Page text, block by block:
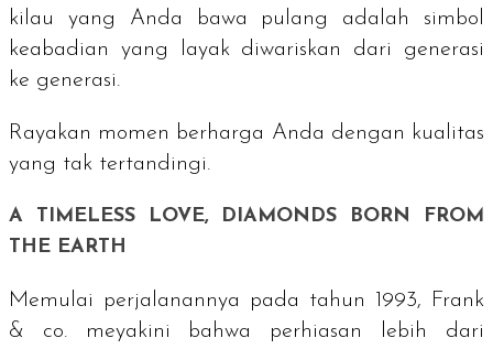
kilau yang Anda bawa pulang adalah simbol
keabadian yang layak diwariskan dari generasi
ke generasi.
Rayakan momen berharga Anda dengan kualitas
yang tak tertandingi.
A TIMELESS LOVE, DIAMONDS BORN FROM
THE EARTH
Memulai perjalanannya pada tahun 1993, Frank
& co. meyakini bahwa perhiasan lebih dari